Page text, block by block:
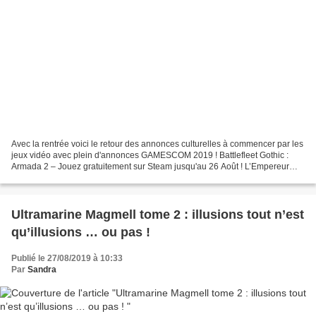
Avec la rentrée voici le retour des annonces culturelles à commencer par les
jeux vidéo avec plein d'annonces GAMESCOM 2019 ! Battlefleet Gothic :
Armada 2 – Jouez gratuitement sur Steam jusqu'au 26 Août ! L’Empereur
Ultramarine Magmell tome 2 : illusions tout n’est
qu’illusions … ou pas !
Publié le 27/08/2019 à 10:33
Par Sandra